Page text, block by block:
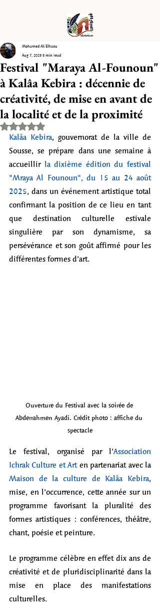
Festival "Maraya Al-Founoun"
à Kalâa Kebira : décennie de
créativité, de mise en avant de
la localité et de la proximité
Mohamed Ali Elhaou
Aug 7, 20253 min read
Rated NaN out of 5 stars.
Kalâa Kebira, gouvernorat de la ville de
Sousse, se prépare dans une semaine à
accueillir la dixième édition du festival
"Mraya Al Founoun", du 15 au 24 août
2025, dans un événement artistique total
confirmant la position de ce lieu en tant
que destination culturelle estivale
singulière par son dynamisme, sa
persévérance et son goût affirmé pour les
différentes formes d'art.
Ouverture du Festival avec la soirée de
Abderrahmen Ayadi. Crédit photo : affiche du
spectacle
Le festival, organisé par l'Association
Ichrak Culture et Art
en partenariat avec la
Maison de la culture de Kalâa Kebira,
mise, en l'occurrence, cette année sur un
programme favorisant la pluralité des
formes artistiques : conférences, théâtre,
chant, poésie et peinture.
Le programme célèbre en effet dix ans de
créativité et de pluridisciplinarité dans la
mise en place des manifestations
culturelles.